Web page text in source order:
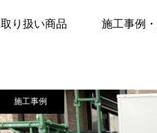
取り扱い商品 施工事例
施工事例＆お客様の声 施工
施工事例